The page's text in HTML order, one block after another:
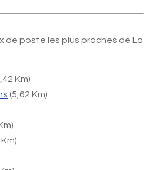
de poste les plus proches de La
Km)
(5,62 Km)